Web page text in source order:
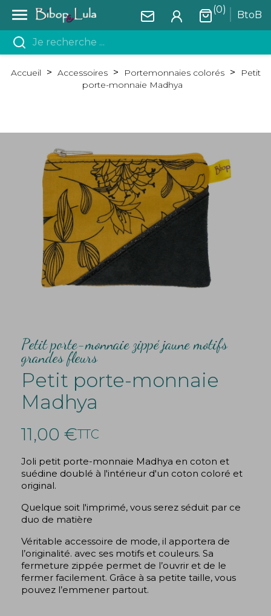
 BtoB
(0)
Accueil Accessoires Portemonnaies colorés
Petit
porte-monnaie Madhya
Petit porte-monnaie zippé jaune motifs
grandes fleurs
Petit porte-monnaie
Madhya
11,00 €TTC
Joli petit porte-monnaie Madhya en coton et
suédine doublé à l'intérieur d'un coton coloré et
original.
Quelque soit l'imprimé, vous serez séduit par ce
duo de matière
Véritable accessoire de mode, il apportera de
l’originalité. avec ses motifs et couleurs. Sa
fermeture zippée permet de l’ouvrir et de le
fermer facilement. Grâce à sa petite taille, vous
pouvez l’emmener partout.